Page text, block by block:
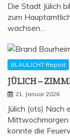
Die Stadt Jülich
zum
wachsen…
BLAULICHT Report
JÜLICH –
21. Januar 2026
Jülich (ots) Nach
konnte die